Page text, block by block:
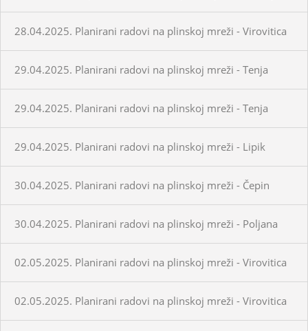
28.04.2025. Planirani radovi na plinskoj mreži - Virovitica
29.04.2025. Planirani radovi na plinskoj mreži - Tenja
29.04.2025. Planirani radovi na plinskoj mreži - Tenja
29.04.2025. Planirani radovi na plinskoj mreži - Lipik
30.04.2025. Planirani radovi na plinskoj mreži - Čepin
30.04.2025. Planirani radovi na plinskoj mreži - Poljana
02.05.2025. Planirani radovi na plinskoj mreži - Virovitica
02.05.2025. Planirani radovi na plinskoj mreži - Virovitica